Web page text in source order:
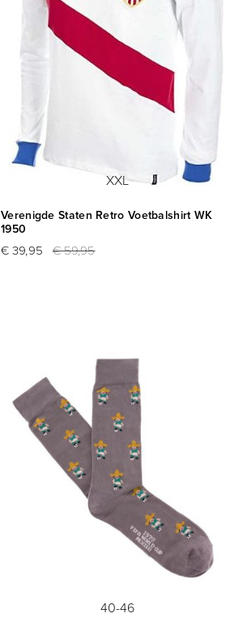
XXL
Verenigde Staten Retro Voetbalshirt WK
1950
€ 39,95 € 59,95
40-46